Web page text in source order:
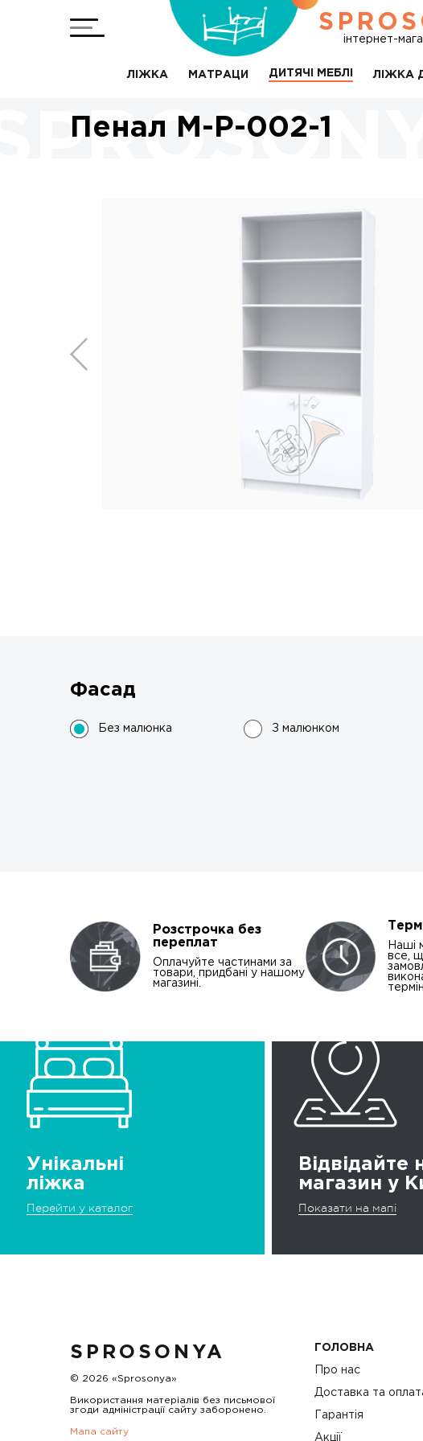
інтернет-
ЛІЖКА МАТРАЦИ ДИТЯЧІ МЕБЛІ ЛІЖКА
Пенал M-P-002-1
Фасад
Без малюнка З малюнком
Розстрочка без
переплат
Оплачуйте частинами за
товари, придбані у нашому
магазині.
Наші
все,
термін.
Унікальні
ліжка
Перейти у каталог
Відвідайте
магазин у
Показати на мапі
SPROSONYA
© 2026 «Sprosonya»
Використання матеріалів без письмової
згоди адміністрації сайту заборонено.
Мапа сайту
ГОЛОВНА
Про нас
Доставка та
Гарантія
Акції